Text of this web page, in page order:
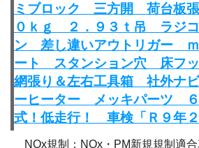
ミブロック 三方開 荷台板
０ｋｇ ２．９３ｔ吊 ラジ
ン 差し違いアウトリガー
ート スタンション穴 床フ
網張り＆左右工具箱 社外
ーヒーター メッキパーツ ６
式！低走行！ 車検「Ｒ９年２
NOx規制：NOx・PM新規規制適